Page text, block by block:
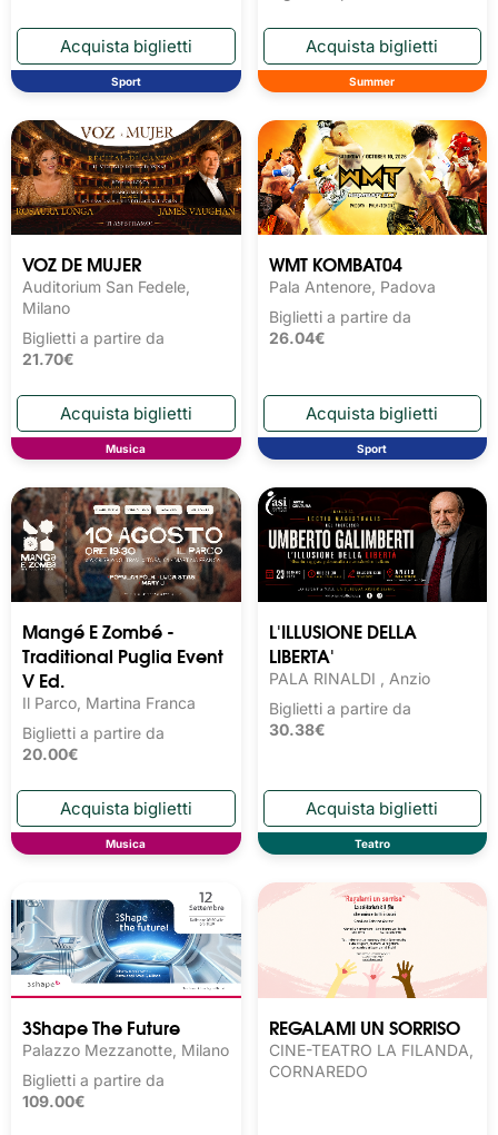
Sport Summer
VOZ DE MUJER
Auditorium San Fedele,
Milano
Biglietti a partire da
21.70€
Musica
WMT KOMBAT04
Pala Antenore, Padova
Biglietti a partire da
26.04€
Sport
Mangé E Zombé -
Traditional Puglia Event
V Ed.
Il Parco, Martina Franca
Biglietti a partire da
20.00€
Musica
L'ILLUSIONE DELLA
LIBERTA'
PALA RINALDI , Anzio
Biglietti a partire da
30.38€
Teatro
3Shape The Future
Palazzo Mezzanotte, Milano
Biglietti a partire da
109.00€
REGALAMI UN SORRISO
CINE-TEATRO LA FILANDA,
CORNAREDO